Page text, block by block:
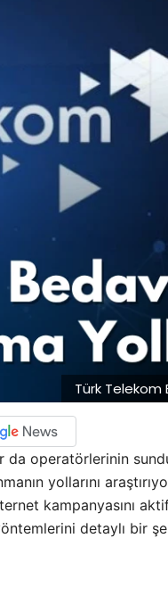
Türk
da operatörlerinin
yollarını
kampanyasını
detaylı bir